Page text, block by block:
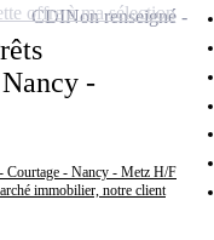
-
Courtage - Nancy - Metz H/F
immobilier, notre client
CDINon renseigné
offre à ma sélection